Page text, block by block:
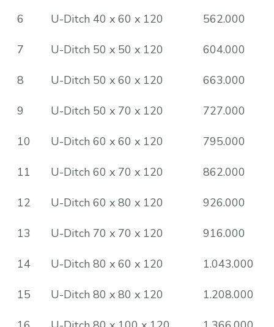
6 U-Ditch 40 x 60 x 120 562.000
7 U-Ditch 50 x 50 x 120 604.000
8 U-Ditch 50 x 60 x 120 663.000
9 U-Ditch 50 x 70 x 120 727.000
10 U-Ditch 60 x 60 x 120 795.000
11 U-Ditch 60 x 70 x 120 862.000
12 U-Ditch 60 x 80 x 120 926.000
13 U-Ditch 70 x 70 x 120 916.000
14 U-Ditch 80 x 60 x 120 1.043.000
15 U-Ditch 80 x 80 x 120 1.208.000